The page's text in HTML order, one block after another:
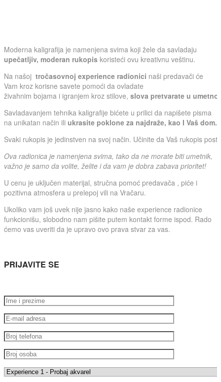
Moderna kaligrafija je namenjena svima koji žele da savladaju
upečatljiv, moderan rukopis koristeći ovu kreativnu veštinu.
Na našoj tročasovnoj experience radionici naši predavači će
Vam kroz korisne savete pomoći da ovladate
živahnim bojama i igranjem kroz stilove, slova pretvarate u
Savladavanjem tehnika kaligrafije bićete u prilici da napišete pisma
na unikatan način ili ukrasite poklone za najdraže, kao I Vaš dom.
Svaki rukopis je jedinstven na svoj način. Učinite da Vaš rukopis
Ova radionica je namenjena svima, tako da ne morate biti umetnik,
važno je samo da volite, želite i da vam je dobra zabava prioritet!
U cenu je uključen materijal, stručna pomoć predavača , piće i
pozitivna atmosfera u prelepoj vili na Vračaru.
Ukoliko vam još uvek nije jasno kako naše experience radionice
funkcionišu, slobodno nam pišite putem kontakt forme ispod. Rado
ćemo vas uveriti da je upravo ovo prava stvar za vas.
PRIJAVITE SE